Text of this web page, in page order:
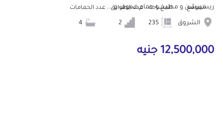
ريسيبشن و مطبخ و حمام ضيوف و ...
الموقع
الشروق
المساحة عدد الطوابق عدد الحمامات
12,500,000 جنيه